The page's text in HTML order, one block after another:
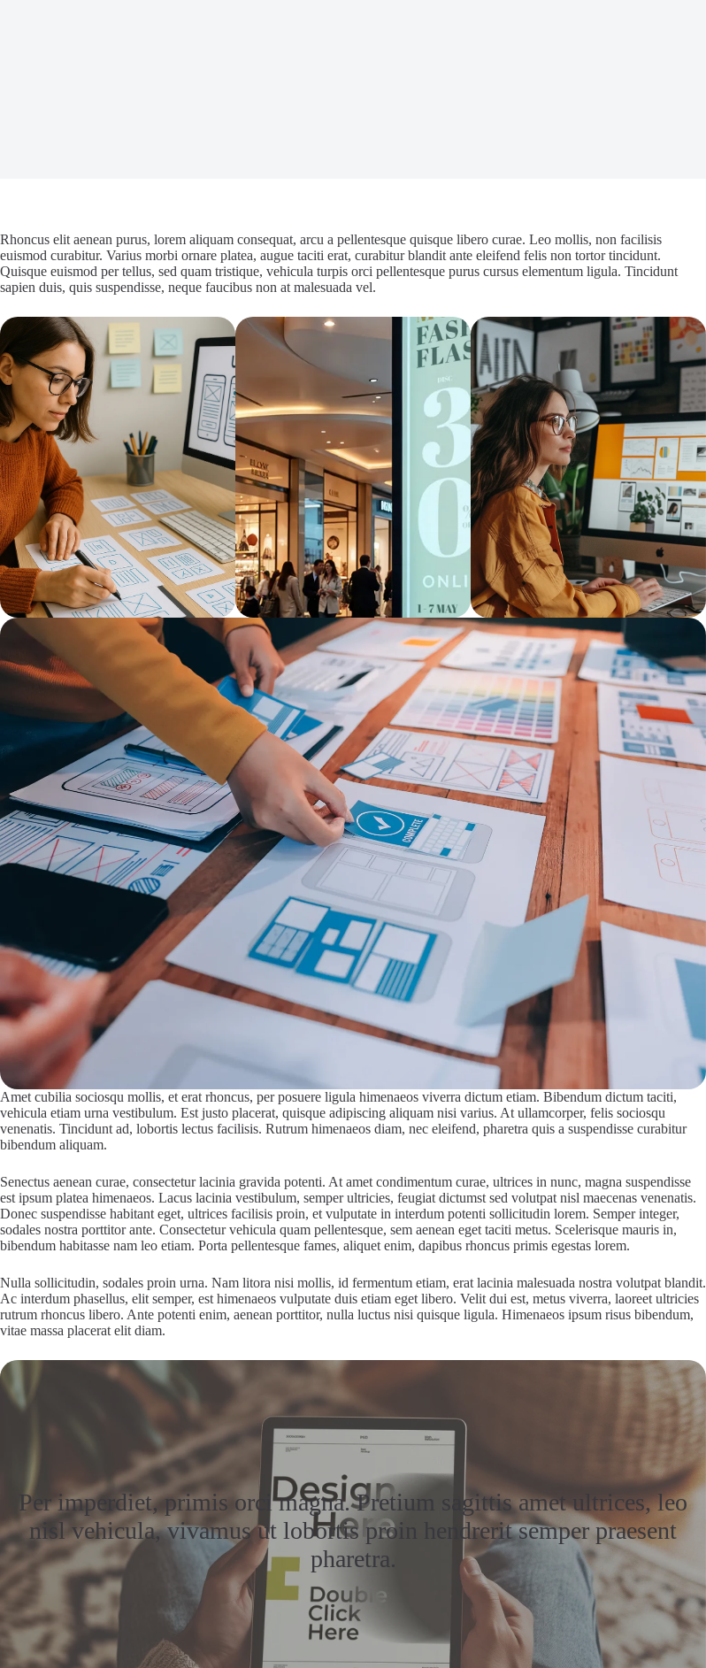
Rhoncus elit aenean purus, lorem aliquam consequat, arcu a pellentesque quisque libero curae. Leo mollis, non facilisis
euismod curabitur. Varius morbi ornare platea, augue taciti erat, curabitur blandit ante eleifend felis non tortor tincidunt.
Quisque euismod per tellus, sed quam tristique, vehicula turpis orci pellentesque purus cursus elementum ligula. Tincidunt
sapien duis, quis suspendisse, neque faucibus non at malesuada vel.
Amet cubilia sociosqu mollis, et erat rhoncus, per posuere ligula himenaeos viverra dictum etiam. Bibendum dictum taciti,
vehicula etiam urna vestibulum. Est justo placerat, quisque adipiscing aliquam nisi varius. At ullamcorper, felis sociosqu
venenatis. Tincidunt ad, lobortis lectus facilisis. Rutrum himenaeos diam, nec eleifend, pharetra quis a suspendisse curabitur
bibendum aliquam.
Senectus aenean curae, consectetur lacinia gravida potenti. At amet condimentum curae, ultrices in nunc, magna suspendisse
est ipsum platea himenaeos. Lacus lacinia vestibulum, semper ultricies, feugiat dictumst sed volutpat nisl maecenas venenatis.
Donec suspendisse habitant eget, ultrices facilisis proin, et vulputate in interdum potenti sollicitudin lorem. Semper integer,
sodales nostra porttitor ante. Consectetur vehicula quam pellentesque, sem aenean eget taciti metus. Scelerisque mauris in,
bibendum habitasse nam leo etiam. Porta pellentesque fames, aliquet enim, dapibus rhoncus primis egestas lorem.
Nulla sollicitudin, sodales proin urna. Nam litora nisi mollis, id fermentum etiam, erat lacinia malesuada nostra volutpat blandit.
Ac interdum phasellus, elit semper, est himenaeos vulputate duis etiam eget libero. Velit dui est, metus viverra, laoreet ultricies
rutrum rhoncus libero. Ante potenti enim, aenean porttitor, nulla luctus nisi quisque ligula. Himenaeos ipsum risus bibendum,
vitae massa placerat elit diam.
Per imperdiet, primis orci magna. Pretium sagittis amet ultrices, leo
nisl vehicula, vivamus ut lobortis proin hendrerit semper praesent
pharetra.